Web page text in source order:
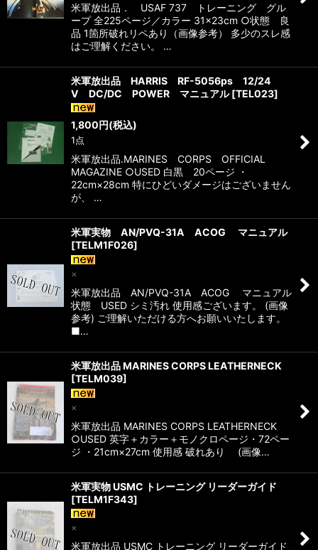
米軍放出品． USAF 737 トレーニング グル
ープ 全225ページ／カラー 31×23cm ○状態 良
品 1箇所破れリペあり（画像参考） 多少のスレ感
はご理解ください。 …
米軍放出品 HARRIS RF-5056ps 12/24
V DC/DC POWER マニュアル [TEL023]
1,800円(税込)
1点
米軍放出品.MARINES CORPS OFFICIAL
MAGAZINE ○USED 白黒 20ページ ・
22cm×28cm 特にひどいダメージはございません
が、 …
米軍実物 AN/PVQ-31A ACOG マニュアル
[TELM1F026]
×
米軍放出品 AN/PVQ-31A ACOG マニュアル
状態 USED シミ汚れ 使用感ございます。 (画像
参考) ご理解いただける方へお願いいたします。
■…
米軍放出品 MARINES CORPS LEATHERNECK
[TELM039]
×
米軍放出品 MARINES CORPS LEATHERNECK
○USED 英字＋カラー＋モノクロページ・72ペー
ジ ・21cm×27cm 使用感 破れあり (画像…
米軍実物 USMC トレーニング リーダーガイド
[TELM1F343]
×
米軍放出品 USMC トレーニング リーダーガイド